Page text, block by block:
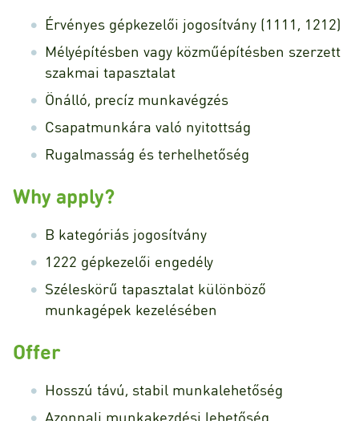
Érvényes gépkezelői jogosítvány (1111, 1212)
Mélyépítésben vagy közműépítésben szerzett
szakmai tapasztalat
Önálló, precíz munkavégzés
Csapatmunkára való nyitottság
Rugalmasság és terhelhetőség
Why apply?
B kategóriás jogosítvány
1222 gépkezelői engedély
Széleskörű tapasztalat különböző
munkagépek kezelésében
Offer
Hosszú távú, stabil munkalehetőség
Azonnali munkakezdési lehetőség